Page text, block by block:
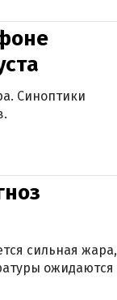
Синоптики
сильная жара,
ожидаются